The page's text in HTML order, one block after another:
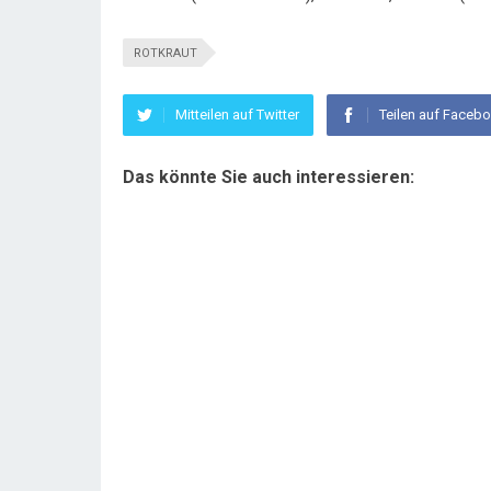
ROTKRAUT
Mitteilen auf Twitter Teilen auf
Das könnte Sie auch interessieren: